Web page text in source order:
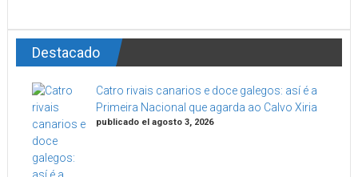
Destacado
Catro rivais canarios e doce galegos: así é a
Primeira Nacional que agarda ao Calvo Xiria
publicado el agosto 3, 2026